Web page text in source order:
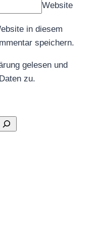
Website
in diesem
speichern.
gelesen und
zu.